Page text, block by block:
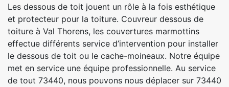
Les dessous de toit jouent un rôle à la fois esthétique
et protecteur pour la toiture. Couvreur dessous de
toiture à Val Thorens, les couvertures marmottins
effectue différents service d’intervention pour installer
le dessous de toit ou le cache-moineaux. Notre équipe
met en service une équipe professionnelle. Au service
de tout 73440, nous pouvons nous déplacer sur 73440